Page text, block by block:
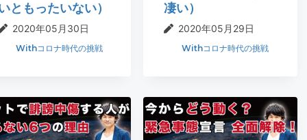
ともったいない）
2020年05月30日
Withコロナ時代の挑戦
凄い）
2020年05月29日
Withコロナ時代の挑戦